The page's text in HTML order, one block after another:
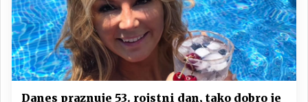
Danes praznuje 53. rojstni dan, tako dobro je